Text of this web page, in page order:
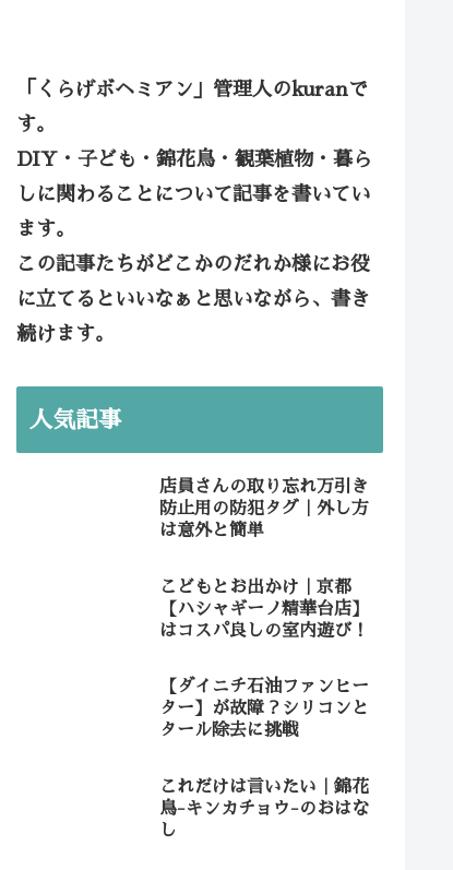
「くらげボヘミアン」管理人のkuranで
す。
DIY・子ども・錦花鳥・観葉植物・暮ら
しに関わることについて記事を書いてい
ます。
この記事たちがどこかのだれか様にお役
に立てるといいなぁと思いながら、書き
続けます。
人気記事
店員さんの取り忘れ万引き
防止用の防犯タグ｜外し方
は意外と簡単
こどもとお出かけ｜京都
【ハシャギーノ精華台店】
はコスパ良しの室内遊び！
【ダイニチ石油ファンヒー
ター】が故障？シリコンと
タール除去に挑戦
これだけは言いたい｜錦花
鳥-キンカチョウ-のおはな
し